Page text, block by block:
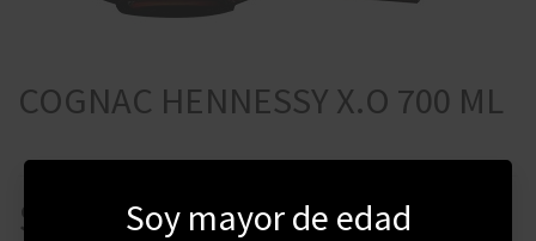
COGNAC HENNESSY X.O 700 ML
$ 24400Soy mayor de edad